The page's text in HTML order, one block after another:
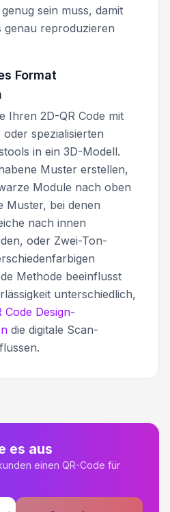
sein muss, damit
reproduzieren
Format
Ihren 2D-QR Code mit
spezialisierten
in ein 3D-Modell.
Muster erstellen,
Module nach oben
Muster, bei denen
nach innen
oder Zwei-Ton-
Methode beeinflusst
unterschiedlich,
Code Design-
die digitale Scan-
es aus
einen QR-Code für